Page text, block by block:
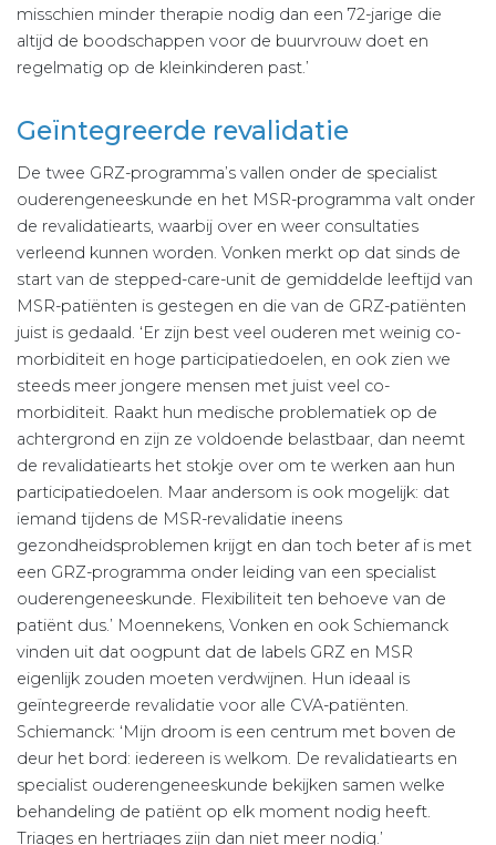
misschien minder therapie nodig dan een 72-jarige die
altijd de boodschappen voor de buurvrouw doet en
regelmatig op de kleinkinderen past.’
Geïntegreerde revalidatie
De twee GRZ-programma’s vallen onder de specialist
ouderengeneeskunde en het MSR-programma valt onder
de revalidatiearts, waarbij over en weer consultaties
verleend kunnen worden. Vonken merkt op dat sinds de
start van de stepped-care-unit de gemiddelde leeftijd van
MSR-patiënten is gestegen en die van de GRZ-patiënten
juist is gedaald. ‘Er zijn best veel ouderen met weinig co-
morbiditeit en hoge participatiedoelen, en ook zien we
steeds meer jongere mensen met juist veel co-
morbiditeit. Raakt hun medische problematiek op de
achtergrond en zijn ze voldoende belastbaar, dan neemt
de revalidatiearts het stokje over om te werken aan hun
participatiedoelen. Maar andersom is ook mogelijk: dat
iemand tijdens de MSR-revalidatie ineens
gezondheidsproblemen krijgt en dan toch beter af is met
een GRZ-programma onder leiding van een specialist
ouderengeneeskunde. Flexibiliteit ten behoeve van de
patiënt dus.’ Moennekens, Vonken en ook Schiemanck
vinden uit dat oogpunt dat de labels GRZ en MSR
eigenlijk zouden moeten verdwijnen. Hun ideaal is
geïntegreerde revalidatie voor alle CVA-patiënten.
Schiemanck: ‘Mijn droom is een centrum met boven de
deur het bord: iedereen is welkom. De revalidatiearts en
specialist ouderengeneeskunde bekijken samen welke
behandeling de patiënt op elk moment nodig heeft.
Triages en hertriages zijn dan niet meer nodig.’